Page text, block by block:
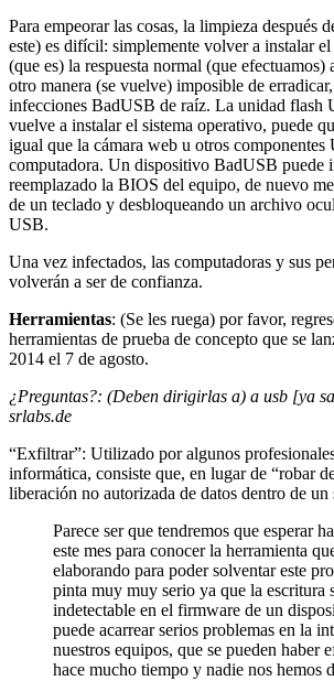
Para empeorar las cosas, la limpieza después
este) es difícil: simplemente volver a instalar
(que es) la respuesta normal (que efectuamos)
otro manera (se vuelve) imposible de
infecciones BadUSB de raíz. La unidad flash
vuelve a instalar el sistema operativo, puede
igual que la cámara web u otros componentes
computadora. Un dispositivo BadUSB puede
reemplazado la BIOS del equipo, de nuevo
de un teclado y desbloqueando un archivo
USB.
Una vez infectados, las computadoras y sus
volverán a ser de confianza.
Herramientas: (Se les ruega) por favor,
herramientas de prueba de concepto que se
2014 el 7 de agosto.
¿Preguntas?: (Deben dirigirlas a) a usb [ya
srlabs.de
“Exfiltrar”: Utilizado por algunos
informática, consiste que, en lugar de “robar
liberación no autorizada de datos dentro de un
Parece ser que tendremos que esperar
este mes para conocer la herramienta
elaborando para poder solventar este
pinta muy muy serio ya que la escritura
indetectable en el firmware de un
puede acarrear serios problemas en la
nuestros equipos, que se pueden haber
hace mucho tiempo y nadie nos hemos